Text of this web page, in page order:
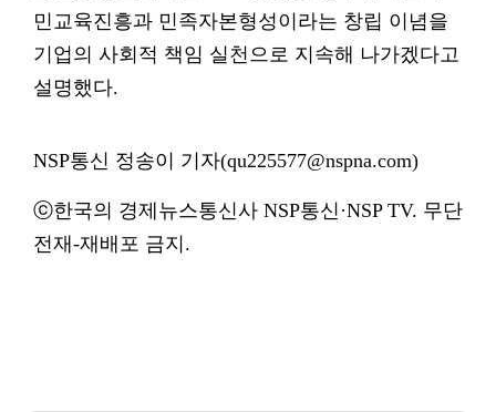
민교육진흥과 민족자본형성이라는 창립 이념을
기업의 사회적 책임 실천으로 지속해 나가겠다고
설명했다.
NSP통신 정송이 기자(qu225577@nspna.com)
ⓒ한국의 경제뉴스통신사 NSP통신·NSP TV. 무단
전재-재배포 금지.